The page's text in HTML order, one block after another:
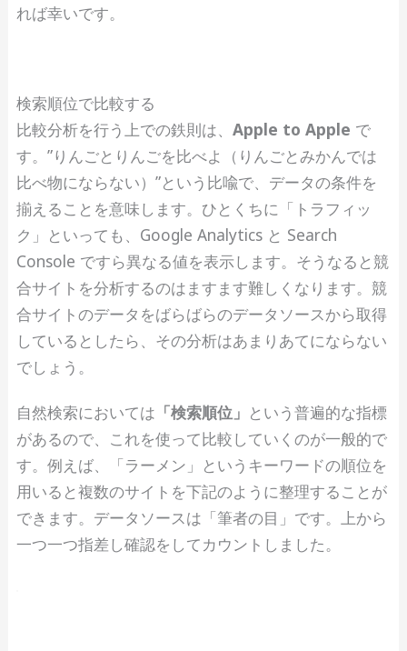
れば幸いです。
検索順位で比較する
比較分析を行う上での鉄則は、 Apple to Apple で
す。”りんごとりんごを比べよ（りんごとみかんでは
比べ物にならない）”という比喩で、データの条件を
揃えることを意味します。ひとくちに「トラフィッ
ク」といっても、Google Analytics と Search
Console ですら異なる値を表示します。そうなると競
合サイトを分析するのはますます難しくなります。競
合サイトのデータをばらばらのデータソースから取得
しているとしたら、その分析はあまりあてにならない
でしょう。
自然検索においては 「検索順位」 という普遍的な指標
があるので、これを使って比較していくのが一般的で
す。例えば、「ラーメン」というキーワードの順位を
用いると複数のサイトを下記のように整理することが
できます。データソースは「筆者の目」です。上から
一つ一つ指差し確認をしてカウントしました。